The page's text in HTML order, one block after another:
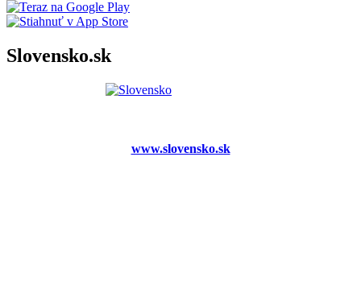
Slovensko.sk
www.slovensko.sk